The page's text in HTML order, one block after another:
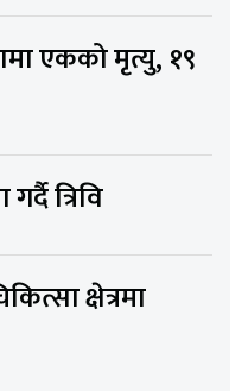
एकको मृत्यु, १९
त्रिवि
क्षेत्रमा